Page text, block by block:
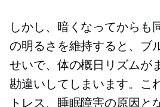
しかし、暗くなってからも
の明るさを維持すると、ブ
せいで、体の概日リズムが
勘違いしてしまいます。こ
トレス、睡眠障害の原因と